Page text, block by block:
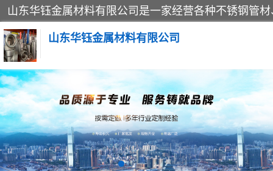
山东华钰金属材料有限公司
不锈钢管
管件标准件
不锈钢人孔